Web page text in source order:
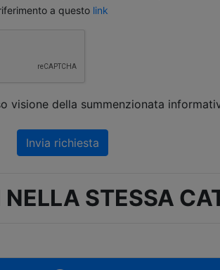
a questo link
visione della summenzionata
Invia richiesta
STESSA